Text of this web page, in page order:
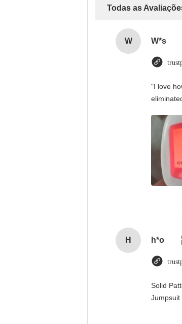
Todas as
W W*s
"I love
H h*o
Solid
Jumpsuit